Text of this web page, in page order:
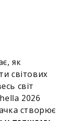
як
світових
світ
2026
створює